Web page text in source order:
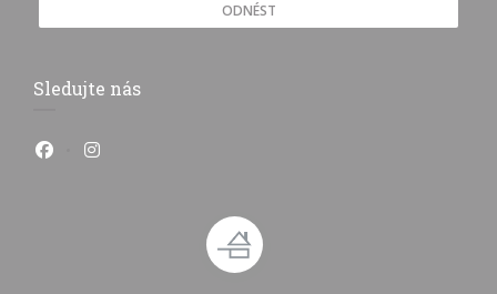
ODNÉST
Sledujte nás
Facebook ((otevře se v novém okně))
Instagram ((otevře se v novém okně))